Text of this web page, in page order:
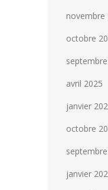
novembre
octobre
avril 2025
janvier
octobre
janvier